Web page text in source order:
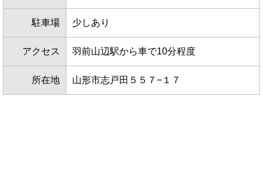
駐車場 少しあり
アクセス 羽前山辺駅から車で10分程度
所在地 山形市志戸田５５７−１７